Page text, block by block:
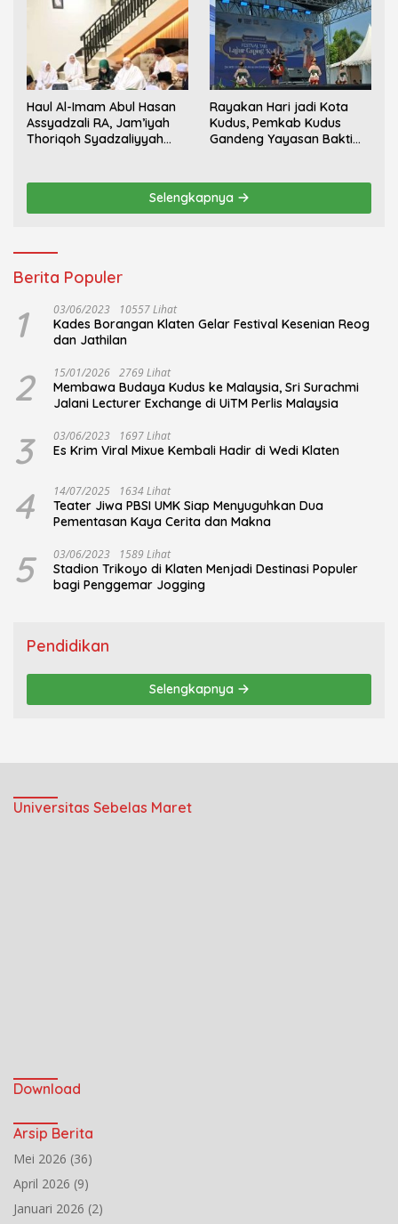
Haul Al-Imam Abul Hasan
Assyadzali RA, Jam’iyah
Thoriqoh Syadzaliyyah
Rayakan Hari jadi Kota
Kudus, Pemkab Kudus
Gandeng Yayasan Bakti
Selengkapnya
Berita Populer
1 03/06/2023 10557 Lihat
Kades Borangan Klaten Gelar Festival Kesenian Reog
dan Jathilan
2 15/01/2026 2769 Lihat
Membawa Budaya Kudus ke Malaysia, Sri Surachmi
Jalani Lecturer Exchange di UiTM Perlis Malaysia
3 03/06/2023 1697 Lihat
Es Krim Viral Mixue Kembali Hadir di Wedi Klaten
4 14/07/2025 1634 Lihat
Teater Jiwa PBSI UMK Siap Menyuguhkan Dua
Pementasan Kaya Cerita dan Makna
5 03/06/2023 1589 Lihat
Stadion Trikoyo di Klaten Menjadi Destinasi Populer
bagi Penggemar Jogging
Pendidikan
Selengkapnya
Universitas Sebelas Maret
Download
Arsip Berita
Mei 2026 (36)
April 2026 (9)
Januari 2026 (2)